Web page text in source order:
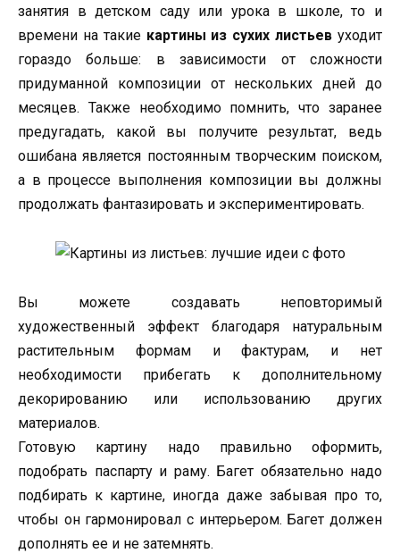
занятия в детском саду или урока в школе, то и
времени на такие картины из сухих листьев уходит
гораздо больше: в зависимости от сложности
придуманной композиции от нескольких дней до
месяцев. Также необходимо помнить, что заранее
предугадать, какой вы получите результат, ведь
ошибана является постоянным творческим поиском,
а в процессе выполнения композиции вы должны
продолжать фантазировать и экспериментировать.
Вы можете создавать неповторимый
художественный эффект благодаря натуральным
растительным формам и фактурам, и нет
необходимости прибегать к дополнительному
декорированию или использованию других
материалов.
Готовую картину надо правильно оформить,
подобрать паспарту и раму. Багет обязательно надо
подбирать к картине, иногда даже забывая про то,
чтобы он гармонировал с интерьером. Багет должен
дополнять ее и не затемнять.